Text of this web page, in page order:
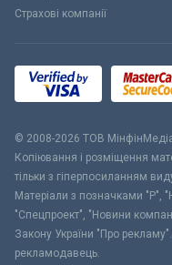
Страхові компанії
© 2008-2026 ТОВ
Копіювання і розміщення
тільки з гіперпосиланням
Матеріали з позначками "Р",
"Спецпроект", "Новини
Закону України "Про
рекламодавець.